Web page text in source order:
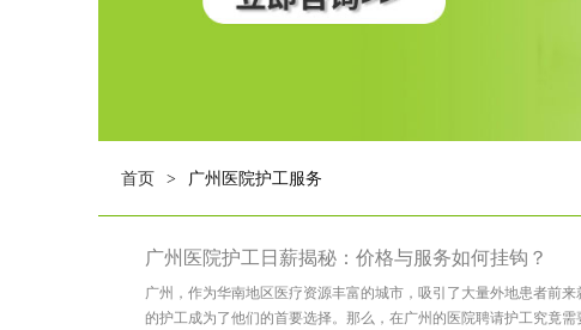
首页 > 广州医院护工服务
广州医院护工日薪揭秘：价格与服务如何挂钩？
广州，作为华南地区医疗资源丰富的城市，吸引了大量外地患者前
的护工成为了他们的首要选择。那么，在广州的医院聘请护工究竟